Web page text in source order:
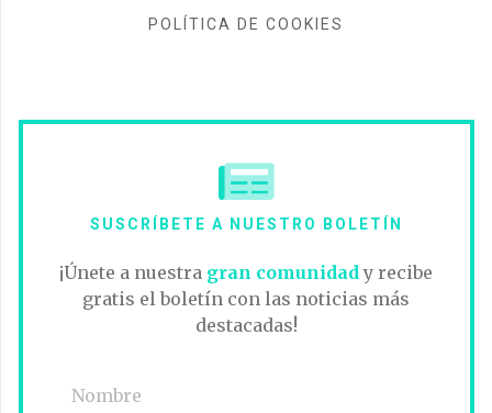
POLÍTICA DE COOKIES
SUSCRÍBETE A NUESTRO BOLETÍN
¡Únete a nuestra gran comunidady recibe
gratis el boletín con las noticias más
destacadas!